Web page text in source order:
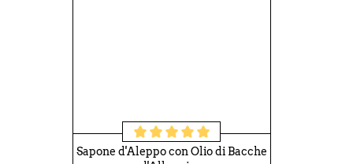
Sapone d'Aleppo con Olio di Bacche